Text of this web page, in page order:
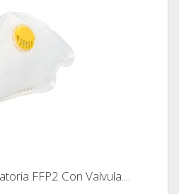
FFP2 Con Valvula....